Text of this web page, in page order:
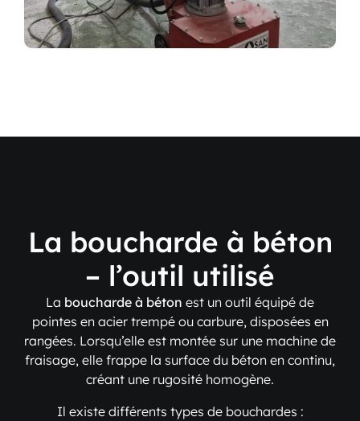
La boucharde à béton
– l’outil utilisé
La boucharde à béton est un outil équipé de
pointes en acier trempé ou carbure, disposées en
rangées. Lorsqu’elle est montée sur une machine de
fraisage, elle frappe la surface du béton en continu,
créant une rugosité homogène.
Il existe différents types de bouchardes :